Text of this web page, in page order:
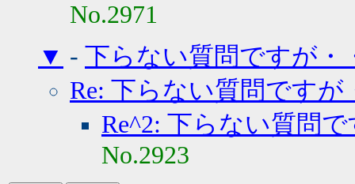
No.2971
▼ - 下らない質問ですが・
Re: 下らない質問ですが
Re^2: 下らない質問
No.2923